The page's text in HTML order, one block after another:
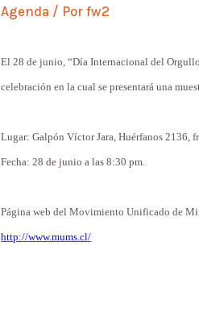
Agenda / Porfw2
El 28 de junio, “Día Internacional del
celebración en la cual se presentará una
Lugar: Galpón Víctor Jara, Huérfanos 2136,
Fecha: 28 de junio a las 8:30 pm.
Página web del Movimiento Unificado de
http://www.mums.cl/